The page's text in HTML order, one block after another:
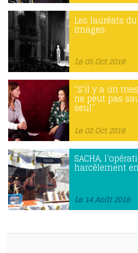
Les lauréats du
images
Le 05 Oct 2018
“S’il y a un
ne peut pas
seul”
Le 02 Oct 2018
SACHA,
harcèlement
Le 14 Août 2018